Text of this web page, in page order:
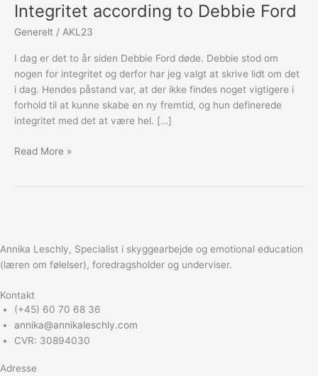
Integritet according to Debbie Ford
Generelt / AKL23
I dag er det to år siden Debbie Ford døde. Debbie stod om
nogen for integritet og derfor har jeg valgt at skrive lidt om det
i dag. Hendes påstand var, at der ikke findes noget vigtigere i
forhold til at kunne skabe en ny fremtid, og hun definerede
integritet med det at være hel. […]
to
Read More »
Annika Leschly, Specialist i skyggearbejde og emotional education
(læren om følelser), foredragsholder og underviser.
Kontakt
(+45) 60 70 68 36
annika@annikaleschly.com
CVR: 30894030
Adresse